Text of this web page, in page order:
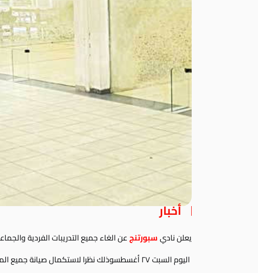
أخبار
يعلن ناديسبورتنجعن الغاء جميع التدريبات الفردية
اليوم السبت ٢٧ أغسطسوذلك نظرا لاستكمال صيانة جميع الملاعب .